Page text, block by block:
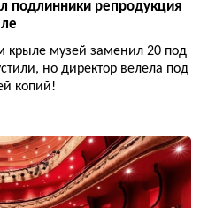
подлинники репродукция
крыле музей заменил 20 под
но директор велела под
копий!